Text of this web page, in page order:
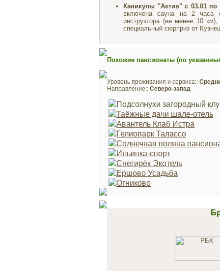
Каникулы "Актив" с 03.01 по
включена сауна на 2 часа
инструктора (не менее 10
специальный сюрприз от
Похожие пансионаты (по
Уровень проживания и сервиса::
Направление:: Северо-запад
Подсолнухи загородный
Таёжные дачи шале-отель
Авантель Клаб Истра
Гелиопарк Талассо
Солнечная поляна
Ильинка-спорт
Снегирёк Экотель
Ершово Усадьба
Огниково